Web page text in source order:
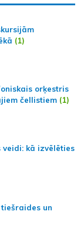
(1)
orķestris
čellistiem (1)
kā izvēlēties
un